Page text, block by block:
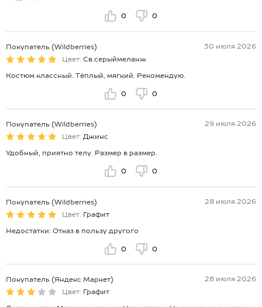
0 0
Покупатель (Wildberries)
30 июля 2026
Цвет: Св.серыймеланж
Костюм классный. Тёплый, мягкий. Рекомендую.
0 0
Покупатель (Wildberries)
29 июля 2026
Цвет: Джинс
Удобный, приятно телу. Размер в размер.
0 0
Покупатель (Wildberries)
28 июля 2026
Цвет: Графит
Недостатки: Отказ в пользу другого
0 0
Покупатель (Яндекс Маркет)
28 июля 2026
Цвет: Графит